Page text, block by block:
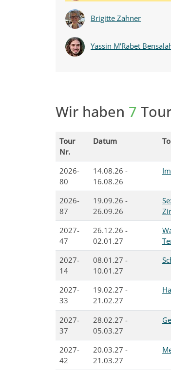
Brigitte Zahner
Yassin M'Rabet
Wir haben 7
Tour
Nr.
Datum
2026-
80
14.08.26 -
16.08.26
2026-
87
19.09.26 -
26.09.26
2027-
47
26.12.26 -
02.01.27
2027-
14
08.01.27 -
10.01.27
2027-
33
19.02.27 -
21.02.27
2027-
37
28.02.27 -
05.03.27
2027-
42
20.03.27 -
21.03.27